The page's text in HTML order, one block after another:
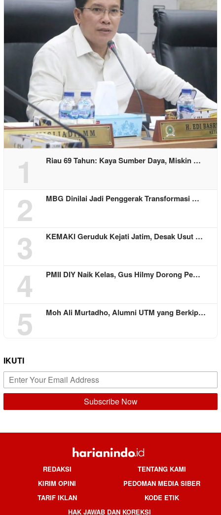
1 Riau 69 Tahun: Kaya Sumber Daya, Miskin …
2 MBG Dinilai Jadi Penggerak Transformasi …
3 KEMAKI Geruduk Kejati Jatim, Desak Usut …
4 PMII DIY Naik Kelas, Gus Hilmy Dorong Pe…
5 Moh Ali Murtadho, Alumni UTM yang Berkip…
IKUTI
REDAKSI
TENTANG KAMI
KIRIM OPINI
PEDOMAN MEDIA SIBER
TARIF IKLAN
KODE ETIK
HAK JAWAB DAN KOREKSI